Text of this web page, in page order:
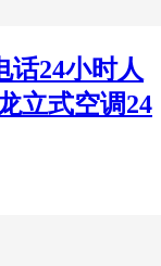
话24小时人
立式空调24